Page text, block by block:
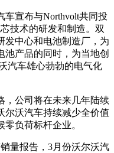
宣布与Northvolt共同投
技术的研发和制造。双
发中心和电池制造厂，为
产品的同时，为当地创
汽车雄心勃勃的电气化
，公司将在未来几年陆续
尔沃汽车持续减少全价值
负荷标杆企业。
量报告，3月份沃尔沃汽